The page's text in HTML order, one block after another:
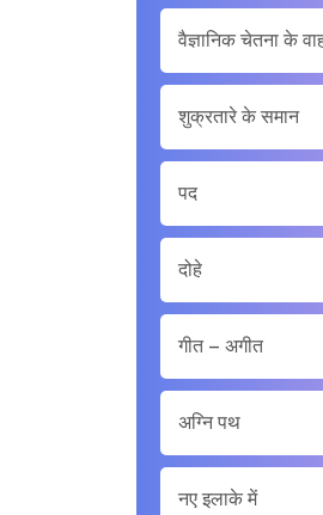
वैज्ञानिक चेतना के
शुक्रतारे के समान
पद
दोहे
गीत – अगीत
अग्नि पथ
नए इलाके में